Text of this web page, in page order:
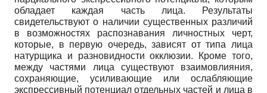
обладает каждая часть лица. Результаты
свидетельствуют о наличии существенных различий
в возможностях распознавания личностных черт,
которые, в первую очередь, зависят от типа лица
натурщика и разновидности окклюзии. Кроме того,
между частями лица существуют взаимовлияния,
сохраняющие, усиливающие или ослабляющие
экспрессивный потенциал отдельных частей и лица в